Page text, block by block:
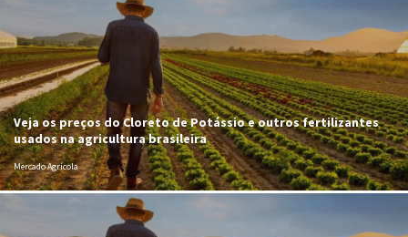
Veja os preços do Cloreto de Potássio e outros fertilizantes
usados na agricultura brasileira
Mercado Agrícola